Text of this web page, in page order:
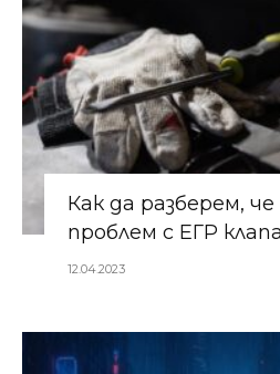
Как да разберем,
проблем с ЕГР
12.04.2023